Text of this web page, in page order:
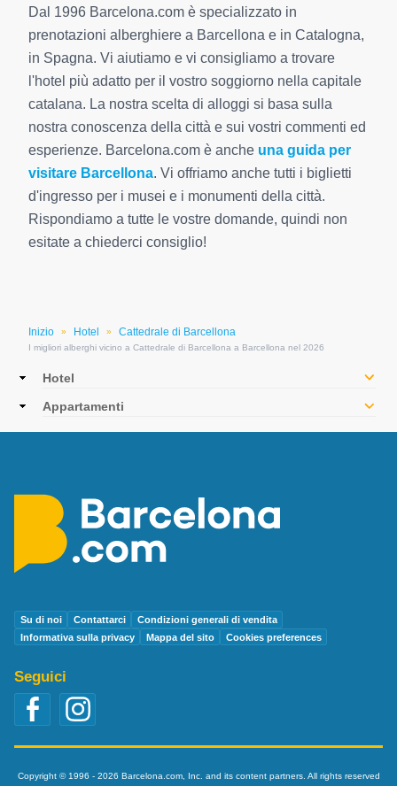
Inizio » Hotel » Cattedrale di Barcellona
I migliori alberghi vicino a Cattedrale di Barcellona a Barcellona nel 2026
Dal 1996 Barcelona.com è specializzato in
prenotazioni alberghiere a Barcellona e in Catalogna,
in Spagna. Vi aiutiamo e vi consigliamo a trovare
l'hotel più adatto per il vostro soggiorno nella capitale
catalana. La nostra scelta di alloggi si basa sulla
nostra conoscenza della città e sui vostri commenti ed
esperienze. Barcelona.com è anche una guida per
visitare Barcellona. Vi offriamo anche tutti i biglietti
d'ingresso per i musei e i monumenti della città.
Rispondiamo a tutte le vostre domande, quindi non
esitate a chiederci consiglio!
MainHotel
Appartamenti
Su di noi Contattarci
Condizioni generali di vendita
Informativa sulla privacy
Mappa del sito Cookies preferences
Seguici
Copyright © 1996 - 2026 Barcelona.com, Inc. and its content partners. All rights reserved